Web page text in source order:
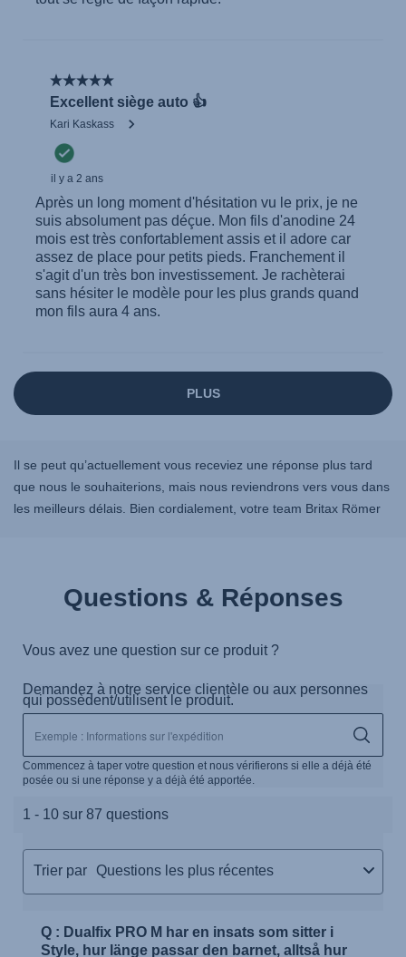
Il se peut qu’actuellement vous receviez une réponse plus tard
que nous le souhaiterions, mais nous reviendrons vers vous dans
les meilleurs délais. Bien cordialement, votre team Britax Römer
Questions & Réponses